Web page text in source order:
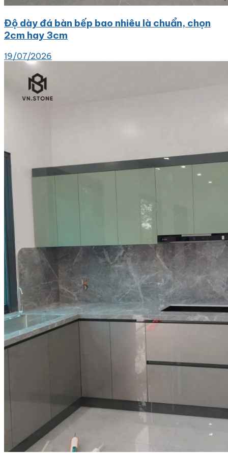
Độ dày đá bàn bếp bao nhiêu là chuẩn, chọn
2cm hay 3cm
19/07/2026